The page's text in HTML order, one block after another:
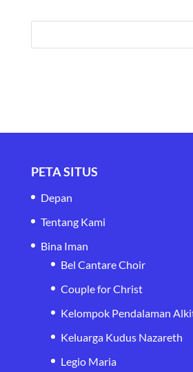
PETA SITUS
Depan
Tentang Kami
Bina Iman
Bel Cantare Choir
Couple for Christ
Kelompok Pendalaman
Keluarga Kudus Nazareth
Legio Maria